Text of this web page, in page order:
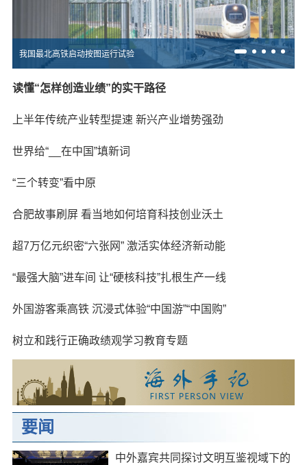
我国最北高铁启动按图运行试验
读懂“怎样创造业绩”的实干路径
上半年传统产业转型提速 新兴产业增势强劲
世界给“__在中国”填新词
“三个转变”看中原
合肥故事刷屏 看当地如何培育科技创业沃土
超7万亿元织密“六张网” 激活实体经济新动能
“最强大脑”进车间 让“硬核科技”扎根生产一线
外国游客乘高铁 沉浸式体验“中国游”“中国购”
树立和践行正确政绩观学习教育专题
要闻
中外嘉宾共同探讨文明互鉴视域下的